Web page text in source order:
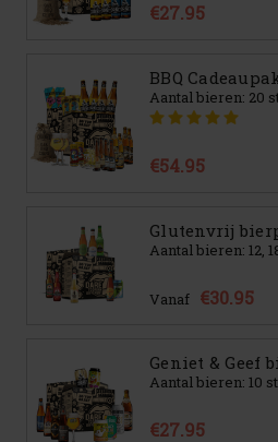
€27.95
BBQ
Aantal bieren: 20
€54.95
Glutenvrij
Aantal bieren: 12,
Vanaf €30.95
Geniet & Geef
Aantal bieren: 10
€27.95